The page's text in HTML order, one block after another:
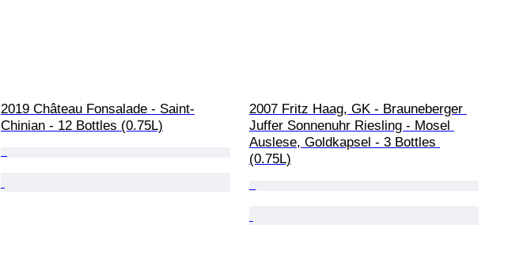
2019 Château Fonsalade - Saint-
Chinian - 12 Bottles (0.75L)
2007 Fritz Haag, GK - Brauneberger
Juffer Sonnenuhr Riesling - Mosel
Auslese, Goldkapsel - 3 Bottles
(0.75L)